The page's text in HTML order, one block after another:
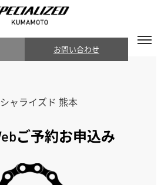
お問い合わせ
ャライズド 熊本
ご予約お申込み